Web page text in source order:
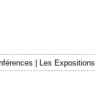
Les Expositions